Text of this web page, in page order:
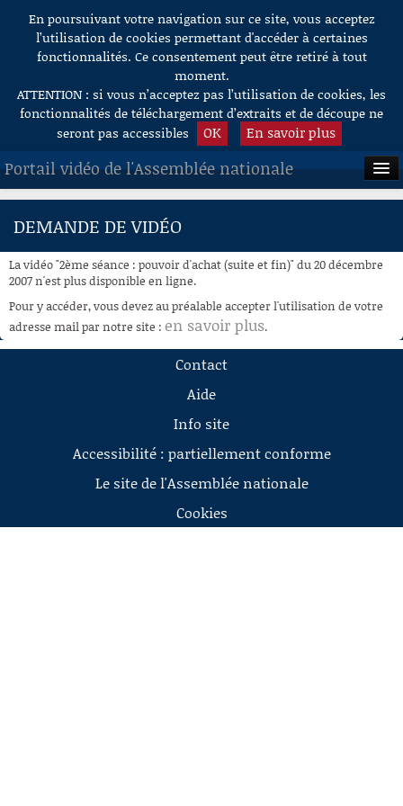
Aller au contenu
En poursuivant votre navigation sur ce site, vous acceptez
l’utilisation de cookies permettant d'accéder à certaines
fonctionnalités. Ce consentement peut être retiré à tout
moment.
ATTENTION : si vous n’acceptez pas l’utilisation de cookies, les
fonctionnalités de téléchargement d’extraits et de découpe ne
seront pas accessibles
OK En savoir plus
Portail vidéo de l'Assemblée nationale
ACCUEIL
À LA DEMANDE
RECHERCHE
AIDE À LA DÉCOUPE
DEMANDE DE VIDÉO
La vidéo "2ème séance : pouvoir d'achat (suite et fin)" du 20 décembre
2007 n'est plus disponible en ligne.
Pour y accéder, vous devez au préalable accepter l'utilisation de votre
adresse mail par notre site : en savoir plus.
Contact
Aide
Info site
Accessibilité : partiellement conforme
Le site de l'Assemblée nationale
Cookies